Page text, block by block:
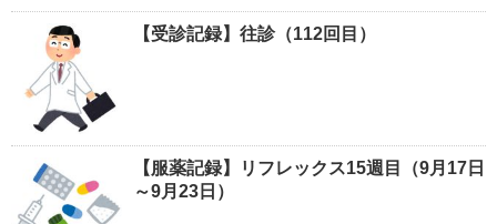
【受診記録】往診（112回目）
【服薬記録】リフレックス15週目（9月17日
～9月23日）